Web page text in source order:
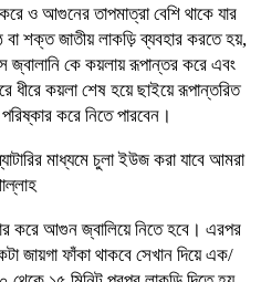
ও আগুনের তাপমাত্রা বেশি থাকে যার
শক্ত জাতীয় লাকড়ি ব্যবহার করতে হয়,
জ্বালানি কে কয়লায় রূপান্তর করে এবং
ধীরে কয়লা শেষ হয়ে ছাইয়ে রূপান্তরিত
করে নিতে পারবেন।
মাধ্যমে চুলা ইউজ করা যাবে আমরা
করে আগুন জ্বালিয়ে নিতে হবে। এরপর
জায়গা ফাঁকা থাকবে সেখান দিয়ে এক/